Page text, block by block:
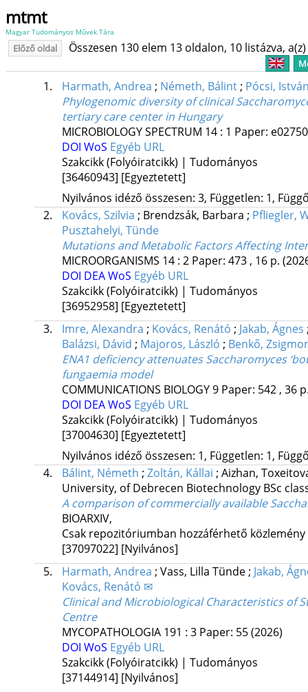
mtmt
Magyar Tudományos Művek Tára
Előző oldal Összesen 130 elem 13 oldalon, 10 listázva,
1. Harmath, Andrea ; Németh, Bálint; Pócsi,
Phylogenomic diversity of clinical
tertiary care center in Hungary
MICROBIOLOGY SPECTRUM 14: 1 Paper:
DOI WoS Egyéb URL
Szakcikk (Folyóiratcikk) | Tudományos
[36460943] [Egyeztetett]
Nyilvános idéző összesen: 3, Független: 1,
2.
Kovács, Szilvia ; Brendzsák, Barbara ; Pfliegler,
Pusztahelyi, Tünde
Mutations and Metabolic Factors Affecting
MICROORGANISMS 14: 2 Paper: 473 , 16 p.
DOI DEAWoS Egyéb URL
Szakcikk (Folyóiratcikk) | Tudományos
[36952958] [Egyeztetett]
3.
Imre, Alexandra ; Kovács, Renátó ; Jakab, Ágnes
Balázsi, Dávid ; Majoros, László ; Benkő,
ENA1 deficiency attenuates Saccharomyces
fungaemia model
COMMUNICATIONS BIOLOGY9 Paper: 542 , 36
DOI DEAWoS Egyéb URL
Szakcikk (Folyóiratcikk) | Tudományos
[37004630] [Egyeztetett]
Nyilvános idéző összesen: 1, Független: 1,
4.
Bálint, Németh ; Zoltán, Kállai ; Aizhan,
University, of Debrecen Biotechnology BSc
A comparison of commercially available
BIOARXIV,
Csak repozitóriumban hozzáférhető
[37097022] [Nyilvános]
5.
Harmath, Andrea ; Vass, Lilla Tünde; Jakab,
Kovács, Renátó ✉
Clinical and Microbiological Characteristics of
Centre
MYCOPATHOLOGIA 191 : 3 Paper: 55(2026)
DOI WoS Egyéb URL
Szakcikk (Folyóiratcikk) | Tudományos
[37144914] [Nyilvános]